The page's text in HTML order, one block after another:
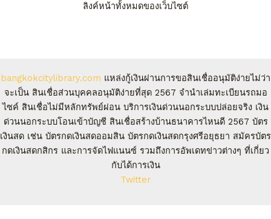
ลิงค์หน้าทั้งหมดของเว็บไซต์
bangkokcitylibrary.com แหล่งกู้เงินผ่านการขอสินเชื่ออนุมัติง่ายไม่ว่า
จะเป็น สินเชื่อส่วนบุคคลอนุมัติง่ายที่สุด 2567 จํานําเล่มทะเบียนรถมอ
ไซค์ สินเชื่อไม่มีหลักทรัพย์ผ่อน บริการเงินด่วนนอกระบบปล่อยจริง เงิน
ด่วนนอกระบบโอนเข้าบัญชี สินเชื่อสร้างบ้านธนาคารไหนดี 2567 บัตร
เงินสด เช่น บัตรกดเงินสดออมสิน บัตรกดเงินสดกรุงศรีอยุธยา สมัครบัตร
กดเงินสดกสิกร และการจัดไฟแนนซ์ รวมถึงการอัพเดทข่าวต่างๆ ที่เกี่ยว
กับได้การเงิน
Twitter